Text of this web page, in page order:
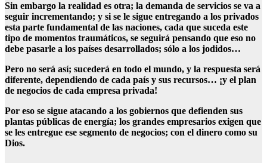
Sin embargo la realidad es otra; la demanda de servicios se va a
seguir incrementando; y si se le sigue entregando a los privados
esta parte fundamental de las naciones, cada que suceda este
tipo de momentos traumáticos, se seguirá pensando que eso no
debe pasarle a los países desarrollados; sólo a los jodidos…
Pero no será así; sucederá en todo el mundo, y la respuesta será
diferente, dependiendo de cada país y sus recursos… ¡y el plan
de negocios de cada empresa privada!
Por eso se sigue atacando a los gobiernos que defienden sus
plantas públicas de energía; los grandes empresarios exigen que
se les entregue ese segmento de negocios; con el dinero como su
Dios.